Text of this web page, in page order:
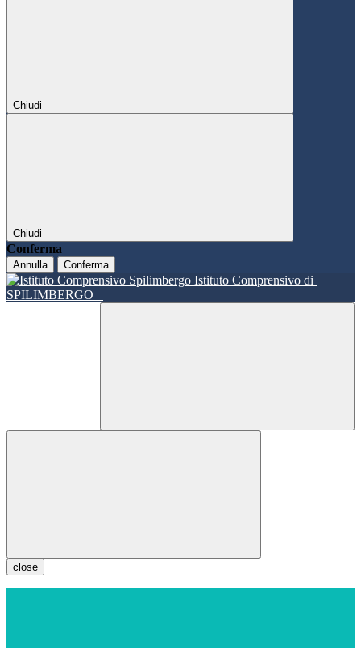
Chiudi
Chiudi
Conferma
Annulla Conferma
Istituto Comprensivo di
SPILIMBERGO
close